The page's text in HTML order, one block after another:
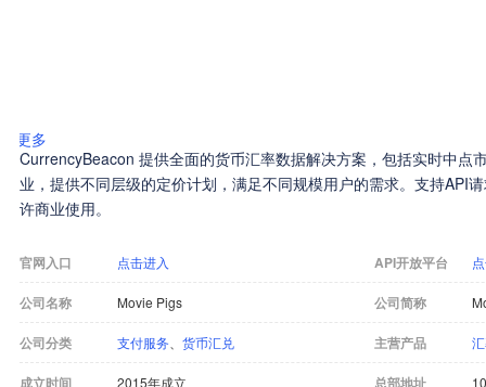
更多
CurrencyBeacon 提供全面的货币汇率数据解决方案，包括实时中点
业，提供不同层级的定价计划，满足不同规模用户的需求。支持API
许商业使用。
官网入口 点击进入 API开放平台
公司名称 Movie Pigs 公司简称
公司分类 支付服务 货币汇兑 主营产品
成立时间 2015年成立 总部地址